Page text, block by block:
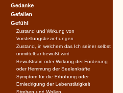
Gedanke
Gefallen
Gefühl
Zustand und Wirkung von
Vorstellungsbeziehungen
Zustand, in welchem das Ich seiner selbst
unmittelbar bewußt wird
Bewußtsein oder Wirkung der Förderung
oder Hemmung der Seelenkräfte
Symptom für die Erhöhung oder
Erniedrigung der Lebenstätigkeit
Streben und Wollen